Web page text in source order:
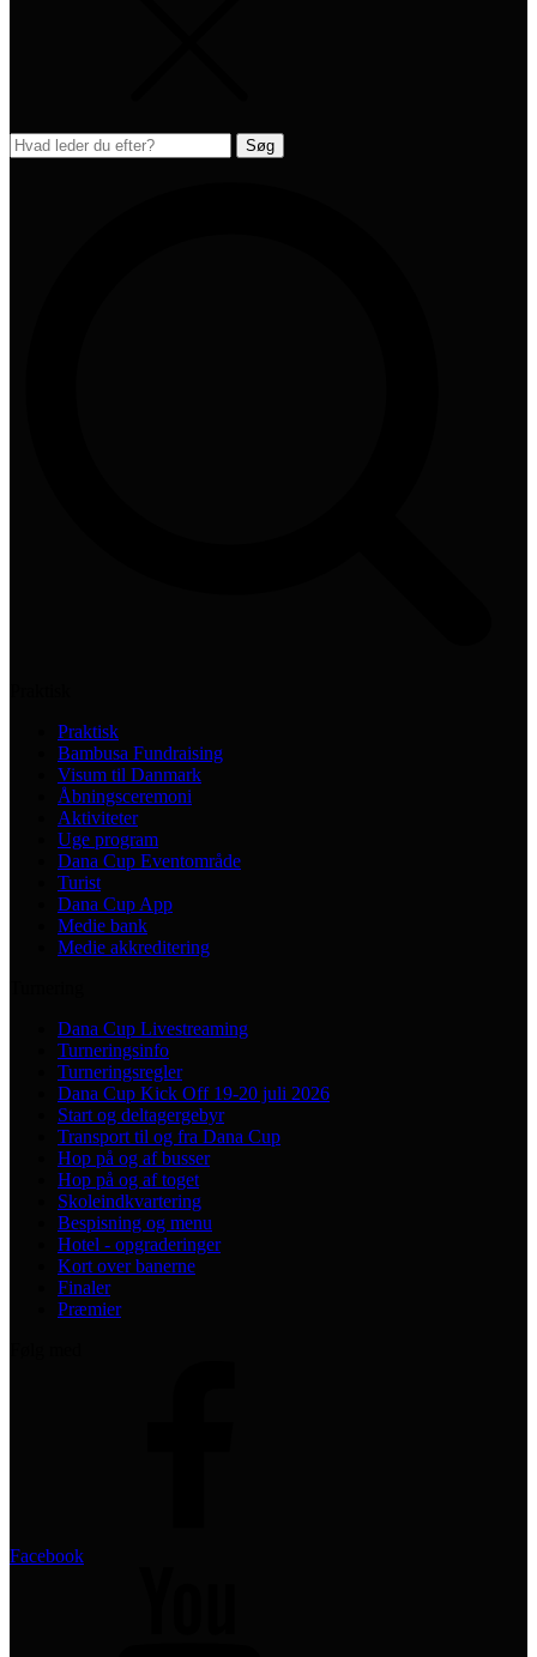
Praktisk
Bambusa Fundraising
Visum til Danmark
Åbningsceremoni
Aktiviteter
Uge program
Dana Cup Eventområde
Turist
Dana Cup App
Medie bank
Medie akkreditering
Dana Cup Livestreaming
Turneringsinfo
Turneringsregler
Dana Cup Kick Off 19-20 juli 2026
Start og deltagergebyr
Transport til og fra Dana Cup
Hop på og af busser
Hop på og af toget
Skoleindkvartering
Bespisning og menu
Hotel - opgraderinger
Kort over banerne
Finaler
Præmier
Facebook